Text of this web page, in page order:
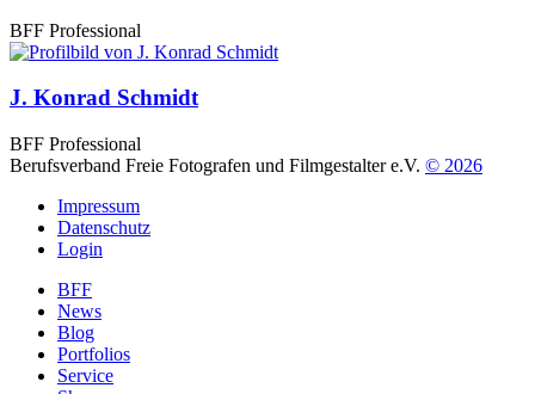
BFF Professional
J. Konrad Schmidt
BFF Professional
Berufsverband Freie Fotografen und Filmgestalter e.V. © 2026
Impressum
Datenschutz
Login
BFF
News
Blog
Portfolios
Service